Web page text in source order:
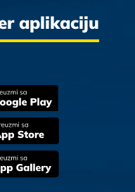
aplikaciju